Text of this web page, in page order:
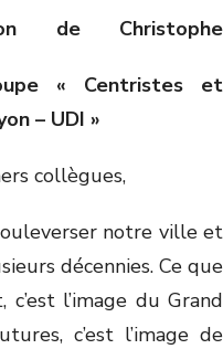
de Christophe
« Centristes et
– UDI »
collègues,
notre ville et
décennies. Ce que
l’image du Grand
c’est l’image de